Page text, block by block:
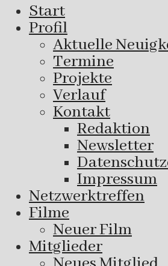
Start
Profil
Aktuelle
Termine
Projekte
Verlauf
Kontakt
Redaktion
Newsletter
Impressum
Netzwerktreffen
Filme
Neuer Film
Mitglieder